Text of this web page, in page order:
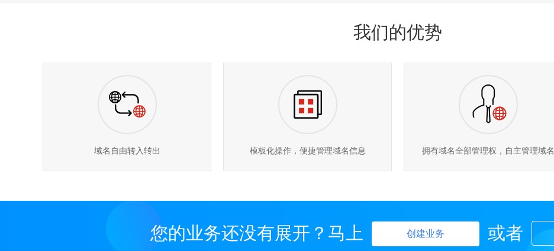
我们的优势
域名自由转入转出 模板化操作，便捷管理域名信息 拥有域名全部管理权，自主管理域名
您的业务还没有展开？马上 创建业务 或者